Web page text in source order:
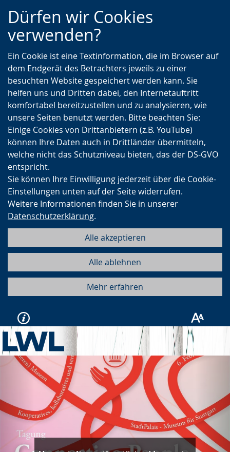
Zur
Hauptnavigation
Zur
Seitennavigation
Zum
Inhalt
Dürfen wir Cookies
verwenden?
Ein Cookie ist eine Textinformation, die im Browser auf
dem Endgerät des Betrachters jeweils zu einer
besuchten Website gespeichert werden kann. Sie
helfen uns und Dritten dabei, den Internetauftritt
komfortabel bereitzustellen und zu analysieren, wie
unsere Seiten benutzt werden. Bitte beachten Sie:
Einige Cookies von Drittanbietern (z.B. YouTube)
können Ihre Daten auch in Drittländer übermitteln,
welche nicht das Schutzniveau bieten, das der DS-GVO
entspricht.
Sie können Ihre Einwilligung jederzeit über die Cookie-
Einstellungen unten auf der Seite widerrufen.
Weitere Informationen finden Sie in unserer
Datenschutzerklärung.
Alle akzeptieren
Alle ablehnen
Mehr erfahren
Vorherige